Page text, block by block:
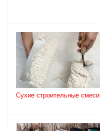
Сухие строительные смеси